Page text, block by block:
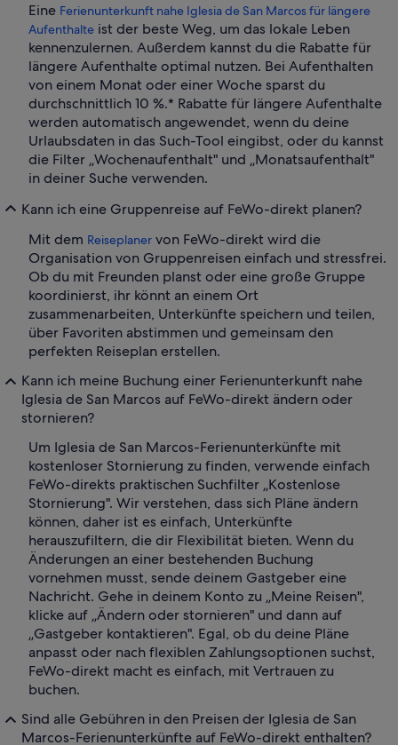
Eine Ferienunterkunft nahe Iglesia de San Marcos für längere
Aufenthalte ist der beste Weg, um das lokale Leben
kennenzulernen. Außerdem kannst du die Rabatte für
längere Aufenthalte optimal nutzen. Bei Aufenthalten
von einem Monat oder einer Woche sparst du
durchschnittlich 10 %.* Rabatte für längere Aufenthalte
werden automatisch angewendet, wenn du deine
Urlaubsdaten in das Such-Tool eingibst, oder du kannst
die Filter „Wochenaufenthalt" und „Monatsaufenthalt"
in deiner Suche verwenden.
Kann ich eine Gruppenreise auf FeWo-direkt planen?
Mit dem Reiseplaner von FeWo-direkt wird die
Organisation von Gruppenreisen einfach und stressfrei.
Ob du mit Freunden planst oder eine große Gruppe
koordinierst, ihr könnt an einem Ort
zusammenarbeiten, Unterkünfte speichern und teilen,
über Favoriten abstimmen und gemeinsam den
perfekten Reiseplan erstellen.
Kann ich meine Buchung einer Ferienunterkunft nahe
Iglesia de San Marcos auf FeWo-direkt ändern oder
stornieren?
Um Iglesia de San Marcos-Ferienunterkünfte mit
kostenloser Stornierung zu finden, verwende einfach
FeWo-direkts praktischen Suchfilter „Kostenlose
Stornierung". Wir verstehen, dass sich Pläne ändern
können, daher ist es einfach, Unterkünfte
herauszufiltern, die dir Flexibilität bieten. Wenn du
Änderungen an einer bestehenden Buchung
vornehmen musst, sende deinem Gastgeber eine
Nachricht. Gehe in deinem Konto zu „Meine Reisen",
klicke auf „Ändern oder stornieren" und dann auf
„Gastgeber kontaktieren". Egal, ob du deine Pläne
anpasst oder nach flexiblen Zahlungsoptionen suchst,
FeWo-direkt macht es einfach, mit Vertrauen zu
buchen.
Sind alle Gebühren in den Preisen der Iglesia de San
Marcos-Ferienunterkünfte auf FeWo-direkt enthalten?